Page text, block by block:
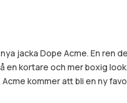
jacka Dope Acme. En ren
en kortare och mer boxig
kommer att bli en ny